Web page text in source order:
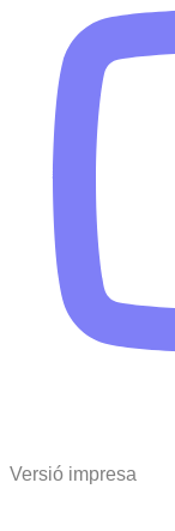
Versió impresa